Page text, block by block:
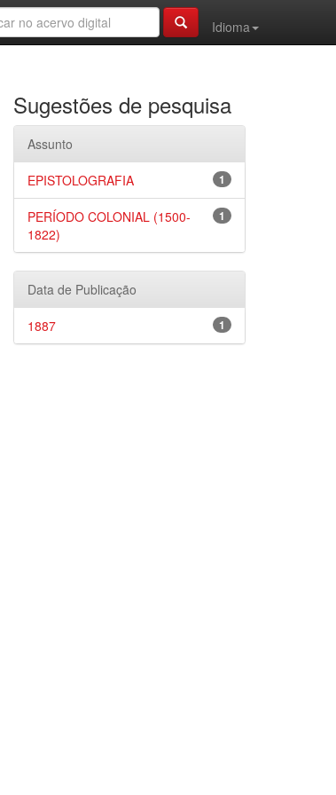
Idioma
Sugestões de pesquisa
Assunto
1
EPISTOLOGRAFIA
1
PERÍODO COLONIAL (1500-
1822)
Data de Publicação
1
1887